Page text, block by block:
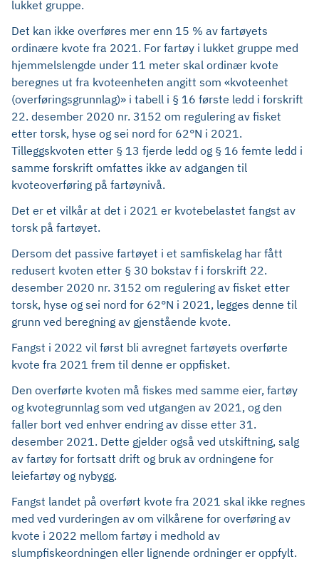
lukket gruppe.
Det kan ikke overføres mer enn 15 % av fartøyets
ordinære kvote fra 2021. For fartøy i lukket gruppe med
hjemmelslengde under 11 meter skal ordinær kvote
beregnes ut fra kvoteenheten angitt som «kvoteenhet
(overføringsgrunnlag)» i tabell i § 16 første ledd i forskrift
22. desember 2020 nr. 3152 om regulering av fisket
etter torsk, hyse og sei nord for 62°N i 2021.
Tilleggskvoten etter § 13 fjerde ledd og § 16 femte ledd i
samme forskrift omfattes ikke av adgangen til
kvoteoverføring på fartøynivå.
Det er et vilkår at det i 2021 er kvotebelastet fangst av
torsk på fartøyet.
Dersom det passive fartøyet i et samfiskelag har fått
redusert kvoten etter § 30 bokstav f i forskrift 22.
desember 2020 nr. 3152 om regulering av fisket etter
torsk, hyse og sei nord for 62°N i 2021, legges denne til
grunn ved beregning av gjenstående kvote.
Fangst i 2022 vil først bli avregnet fartøyets overførte
kvote fra 2021 frem til denne er oppfisket.
Den overførte kvoten må fiskes med samme eier, fartøy
og kvotegrunnlag som ved utgangen av 2021, og den
faller bort ved enhver endring av disse etter 31.
desember 2021. Dette gjelder også ved utskiftning, salg
av fartøy for fortsatt drift og bruk av ordningene for
leiefartøy og nybygg.
Fangst landet på overført kvote fra 2021 skal ikke regnes
med ved vurderingen av om vilkårene for overføring av
kvote i 2022 mellom fartøy i medhold av
slumpfiskeordningen eller lignende ordninger er oppfylt.